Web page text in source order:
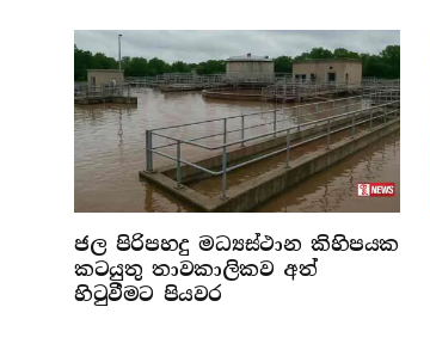
ජල පිරිපහදු මධ්‍යස්ථාන කිහිපයක
කටයුතු තාවකාලිකව අත්
හිටුවීමට පියවර